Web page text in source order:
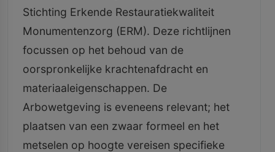
Stichting Erkende Restauratiekwaliteit
Monumentenzorg (ERM). Deze richtlijnen
focussen op het behoud van de
oorspronkelijke krachtenafdracht en
materiaaleigenschappen. De
Arbowetgeving is eveneens relevant; het
plaatsen van een zwaar formeel en het
metselen op hoogte vereisen specifieke